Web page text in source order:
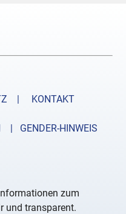
|
KONTAKT
| GENDER-HINWEIS
zum
und transparent.